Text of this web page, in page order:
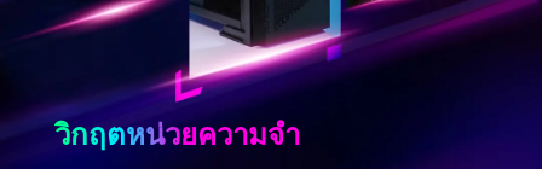
วิกฤตหน่วยความจำ